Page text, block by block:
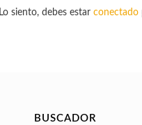
Lo siento, debes estar conectado
BUSCADOR